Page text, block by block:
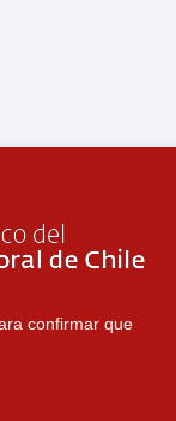
confirmar que